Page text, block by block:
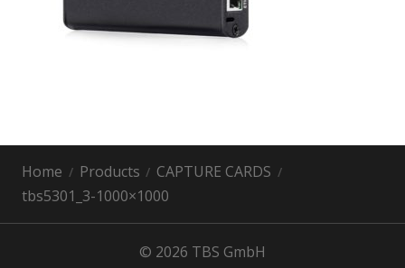
Home Products
CAPTURE CARDS
tbs5301_3-1000×1000
© 2026 TBS GmbH